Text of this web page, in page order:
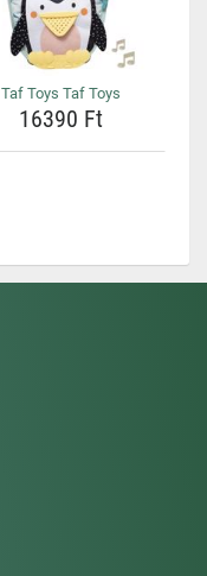
Taf Toys Taf Toys
16390 Ft